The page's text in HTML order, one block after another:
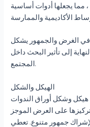
، مما يجعلها أدوات أساسية
في الغرض والجمهور يشكل
إلى تأثير البحث داخل
المجتمع.
الهيكل والشكل
هيكل وشكل أوراق الندوات
تركيزها على العرض الموجز
جمهور متنوع. تعطي